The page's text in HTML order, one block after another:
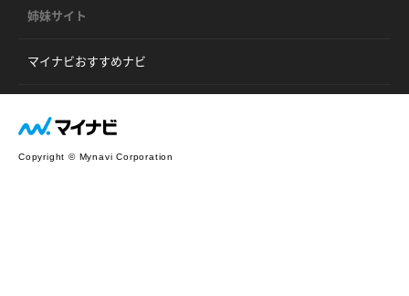
姉妹サイト
マイナビおすすめナビ
Copyright © Mynavi Corporation